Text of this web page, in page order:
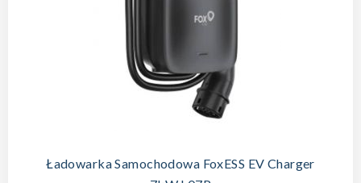
DODAJ DO KOSZYKA
Ładowarka Samochodowa FoxESS EV Charger